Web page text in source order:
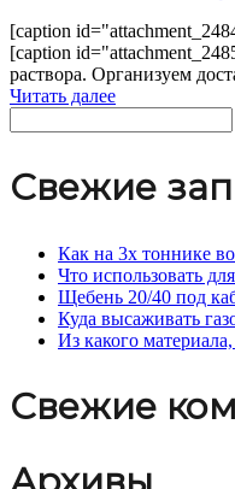
[caption
[caption
раствора. Организуем
Читать далее
Свежие
Как на 3х тоннике
Что использовать
Щебень 20/40 под
Куда высаживать
Из какого
Свежие